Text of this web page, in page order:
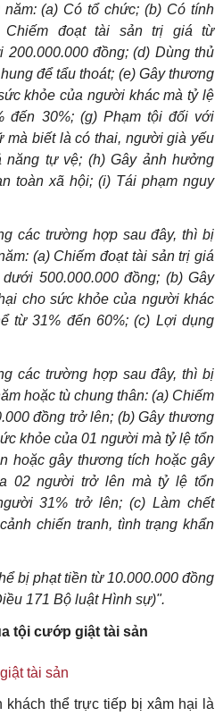
(a) Có tổ chức; (b) Có tính
Chiếm đoạt tài sản trị giá từ
200.000.000 đồng; (d) Dùng thủ
để tẩu thoát; (e) Gây thương
khỏe của người khác mà tỷ lệ
đến 30%; (g) Phạm tội đối với
biết là có thai, người già yếu
năng tự vệ; (h) Gây ảnh hưởng
toàn xã hội; (i) Tái phạm nguy
các trường hợp sau đây, thì bị
(a) Chiếm đoạt tài sản trị giá
500.000.000 đồng; (b) Gây
cho sức khỏe của người khác
từ 31% đến 60%; (c) Lợi dụng
các trường hợp sau đây, thì bị
hoặc tù chung thân: (a) Chiếm
đồng trở lên; (b) Gây thương
khỏe của 01 người mà tỷ lệ tổn
hoặc gây thương tích hoặc gây
02 người trở lên mà tỷ lệ tổn
31% trở lên; (c) Làm chết
chiến tranh, tình trạng khẩn
bị phạt tiền từ 10.000.000 đồng
171 Bộ luật Hình sự)".
tội cướp giật tài sản
tài sản
thể trực tiếp bị xâm hại là